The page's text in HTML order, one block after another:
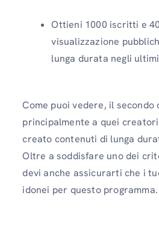
Ottieni 1000 iscritti e
visualizzazione
lunga durata negli
Come puoi vedere, il
principalmente a quei
creato contenuti di lunga
Oltre a soddisfare uno dei
devi anche assicurarti che i
idonei per questo programma.